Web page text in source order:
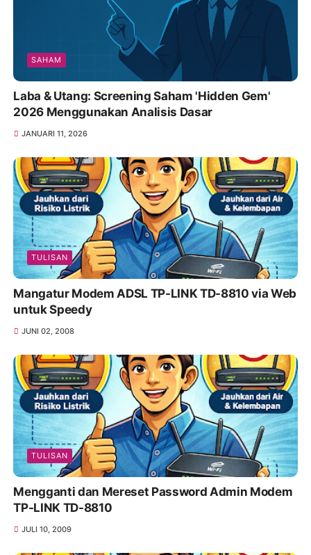
SAHAM
Laba & Utang: Screening Saham 'Hidden Gem'
2026 Menggunakan Analisis Dasar
JANUARI 11, 2026
TULISAN
Mangatur Modem ADSL TP-LINK TD-8810 via Web
untuk Speedy
JUNI 02, 2008
TULISAN
Mengganti dan Mereset Password Admin Modem
TP-LINK TD-8810
JULI 10, 2009